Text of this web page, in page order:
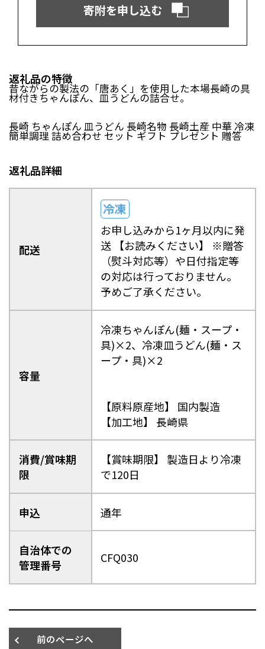
神戸市（兵庫県）豊岡市（兵庫県）
三木市（兵庫県）香美町（兵庫県）
米子市（鳥取県）
境港市（鳥取県）琴浦町（鳥取県）
日吉津村（鳥取県）大山町（鳥取県）
日南町（鳥取県）日野町（鳥取県）
江府町（鳥取県）
松江市（島根県）
岡山市（岡山県）
四国エリア
小豆島町（香川県）松山市（愛媛県）
東温市（愛媛県）砥部町（愛媛県）
九州エリア
壱岐市（長崎県）西海市（長崎県）
宇城市（熊本県）指宿市（鹿児島県）
寄附を申し込む
返礼品の特徴
昔ながらの製法の「唐あく」を使用した本場長崎の具
材付きちゃんぽん、皿うどんの詰合せ。
長崎 ちゃんぽん 皿うどん 長崎名物 長崎土産 中華 冷凍
簡単調理 詰め合わせ セット ギフト プレゼント 贈答
返礼品詳細
配送
お申し込みから1ヶ月以内に発
送 【お読みください】 ※贈答
（熨斗対応等）や日付指定等
の対応は行っておりません。
予めご了承ください。
容量
冷凍ちゃんぽん(麺・スープ・
具)×2、冷凍皿うどん(麺・ス
ープ・具)×2
【原料原産地】 国内製造
【加工地】 長崎県
消費/賞味期
限
【賞味期限】 製造日より冷凍
で120日
申込 通年
自治体での
管理番号
CFQ030
前のページへ